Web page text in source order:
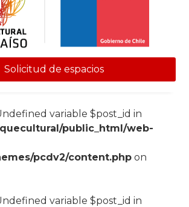
Solicitud de espacios
variable $post_id in
public_html/web-
pcdv2/content.phpon
variable $post_id in